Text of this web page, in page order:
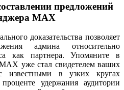
предложений
MAX
доказательства позволяет
админа относительно
как партнера. Упомяните в
уже стал свидетелем ваших
известными в узких кругах
удержания аудитории